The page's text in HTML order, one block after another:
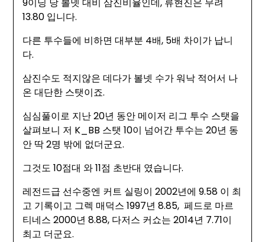
9이닝 당 볼넷 대비 삼진비율인데, 류현진은 무려
13.80 입니다.
다른 투수들에 비하면 대부분 4배, 5배 차이가 납니
다.
삼진수도 적지않은 데다가 볼넷 수가 워낙 적어서 나
온 대단한 스탯이죠.
심심풀이로 지난 20년 동안 메이저 리그 투수 스탯을
살펴보니 저 K_BB 스탯 10이 넘어간 투수는 20년 동
안 딱 2명 밖에 없더군요.
그것도 10점대 와 11점 초반대 였습니다.
레전드급 선수중엔 커트 실링이 2002년에 9.58 이 최
고 기록이고 그렉 매덕스 1997년 8.85, 페드로 마르
티네스 2000년 8.88, 다저스 커쇼는 2014년 7.71이
최고 더군요.